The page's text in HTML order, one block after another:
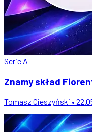
Serie A
Znamy skład
Tomasz Cieszyński •